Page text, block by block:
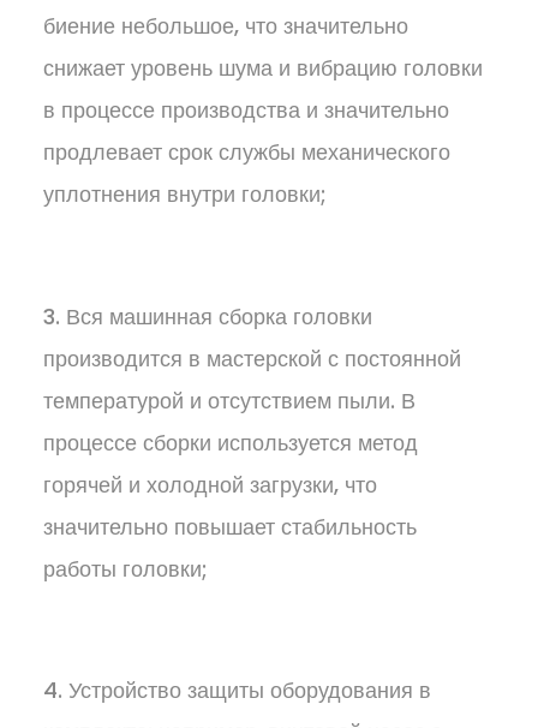
биение небольшое, что значительно
снижает уровень шума и вибрацию головки
в процессе производства и значительно
продлевает срок службы механического
уплотнения внутри головки;
3. Вся машинная сборка головки
производится в мастерской с постоянной
температурой и отсутствием пыли. В
процессе сборки используется метод
горячей и холодной загрузки, что
значительно повышает стабильность
работы головки;
4. Устройство защиты оборудования в